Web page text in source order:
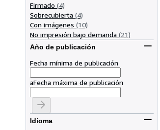
Firmado (4)
Sobrecubierta (4)
Con imágenes (10)
No impresión bajo demanda (21)
Año de publicación
Fecha mínima de publicación
aFecha máxima de publicación
Idioma